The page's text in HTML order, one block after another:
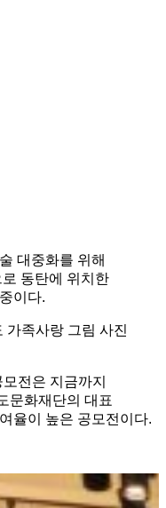
대중화를 위해
동탄에 위치한
이다.
가족사랑 그림 사진
전은 지금까지
문화재단의 대표
율이 높은 공모전이다.